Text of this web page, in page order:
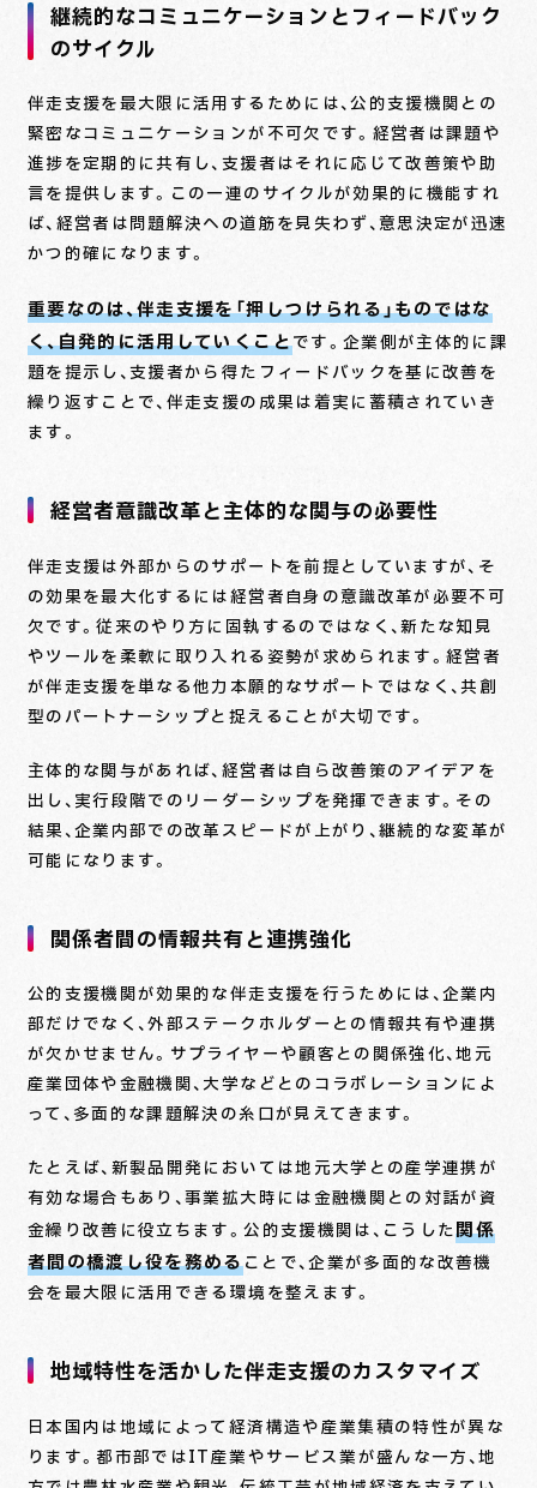
継続的なコミュニケーションとフィードバック
のサイクル
伴走支援を最大限に活用するためには、公的支援機関との
緊密なコミュニケーションが不可欠です。経営者は課題や
進捗を定期的に共有し、支援者はそれに応じて改善策や助
言を提供します。この一連のサイクルが効果的に機能すれ
ば、経営者は問題解決への道筋を見失わず、意思決定が迅速
かつ的確になります。
重要なのは、伴走支援を「押しつけられる」ものではな
く、自発的に活用していくことです。企業側が主体的に課
題を提示し、支援者から得たフィードバックを基に改善を
繰り返すことで、伴走支援の成果は着実に蓄積されていき
ます。
経営者意識改革と主体的な関与の必要性
伴走支援は外部からのサポートを前提としていますが、そ
の効果を最大化するには経営者自身の意識改革が必要不可
欠です。従来のやり方に固執するのではなく、新たな知見
やツールを柔軟に取り入れる姿勢が求められます。経営者
が伴走支援を単なる他力本願的なサポートではなく、共創
型のパートナーシップと捉えることが大切です。
主体的な関与があれば、経営者は自ら改善策のアイデアを
出し、実行段階でのリーダーシップを発揮できます。その
結果、企業内部での改革スピードが上がり、継続的な変革が
可能になります。
関係者間の情報共有と連携強化
公的支援機関が効果的な伴走支援を行うためには、企業内
部だけでなく、外部ステークホルダーとの情報共有や連携
が欠かせません。サプライヤーや顧客との関係強化、地元
産業団体や金融機関、大学などとのコラボレーションによ
って、多面的な課題解決の糸口が見えてきます。
たとえば、新製品開発においては地元大学との産学連携が
有効な場合もあり、事業拡大時には金融機関との対話が資
金繰り改善に役立ちます。公的支援機関は、こうした関係
者間の橋渡し役を務めることで、企業が多面的な改善機
会を最大限に活用できる環境を整えます。
地域特性を活かした伴走支援のカスタマイズ
日本国内は地域によって経済構造や産業集積の特性が異な
ります。都市部ではIT産業やサービス業が盛んな一方、地